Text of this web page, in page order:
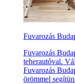
Fuvarozás
Fuvarozás
teherautóval.
Fuvarozás
örömmel